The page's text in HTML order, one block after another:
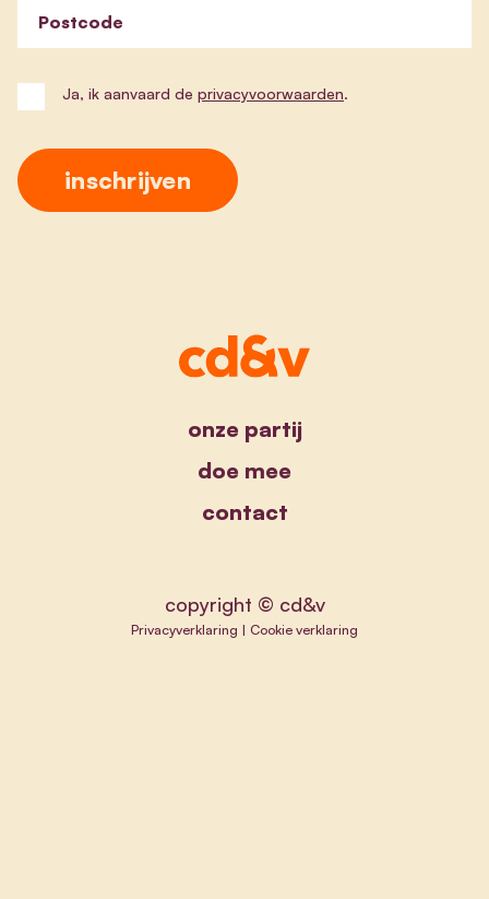
Postcode
Ja, ik aanvaard de privacyvoorwaarden.
onze partij
doe mee
contact
copyright © cd&v
Privacyverklaring | Cookie verklaring